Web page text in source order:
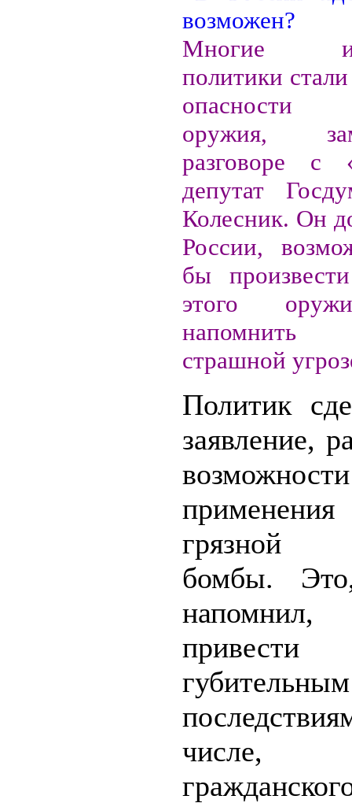
Многие
политики
опасности
оружия,
разговоре с
депутат
Колесник. Он
России,
бы
этого
страшной
Политик
заявление,
возможности
грязной
бомбы.
губительным